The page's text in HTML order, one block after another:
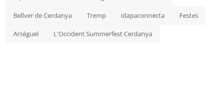
Bellver de Cerdanya Tremp idapaconnecta Festes
Arsèguel L'Occident Summerfest Cerdanya